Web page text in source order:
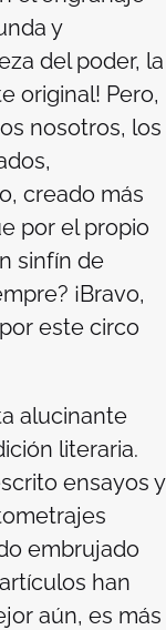
y
del poder, la
original! Pero,
nosotros, los
creado más
por el propio
sinfín de
¡Bravo,
este circo
alucinante
literaria.
ensayos y
embrujado
han
aún, es más